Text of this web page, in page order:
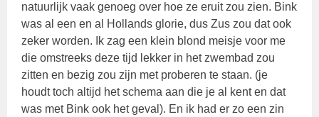
natuurlijk vaak genoeg over hoe ze eruit zou zien. Bink
was al een en al Hollands glorie, dus Zus zou dat ook
zeker worden. Ik zag een klein blond meisje voor me
die omstreeks deze tijd lekker in het zwembad zou
zitten en bezig zou zijn met proberen te staan. (je
houdt toch altijd het schema aan die je al kent en dat
was met Bink ook het geval). En ik had er zo een zin